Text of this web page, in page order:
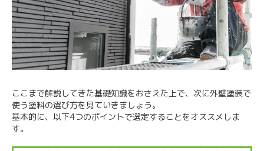
ここまで解説してきた基礎知識をおさえた上で、次に外壁塗装で
使う塗料の選び方を見ていきましょう。
基本的に、以下4つのポイントで選定することをオススメしま
す。